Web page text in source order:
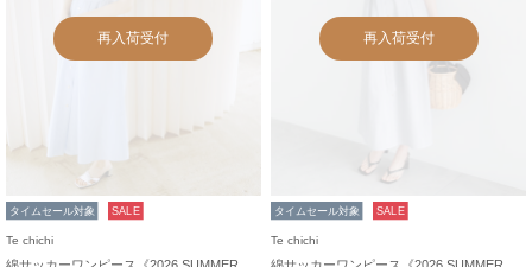
再入荷受付
タイムセール対象 SALE
Te chichi
再入荷受付
タイムセール対象 SALE
Te chichi